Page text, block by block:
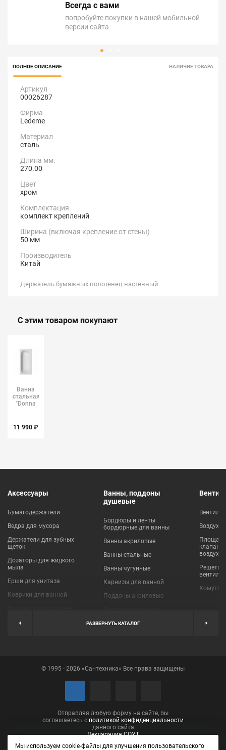
Всегда с вами
попробуйте покупки в нашей мобильной
версии сайта
ПОЛНОЕ ОПИСАНИЕ НАЛИЧИЕ ТОВАРА
Артикул
00026287
Фирма
Ledeme
Материал
сталь
Длина мм.
270.00
Цвет
хром
Комплектация
комплект креплений
Ширина (включая крепление от стены)
50 мм
Производитель
Китай
Держатель бумажных полотенец настенный
С этим товаром покупают
Ванна
стальная
"Donna
ВИЗ
11 990 ₽
Аксессуары
Бумагодержатели
Ведра для мусора
Держатели для зубных
щеток
Дозаторы для жидкого
мыла
Ерши для унитаза
Коврики для ванной
Мыльницы
Полотенцедержатели
Сушилки для белья
Ванны, поддоны
душевые
Бордюры и ленты
бордюрные для ванны
Ванны акриловые
Ванны стальные
Ванны чугунные
Карнизы для ванной
Поддоны акриловые
Пробки для ванн
клапаны
Решетки
Хомуты
РАЗВЕРНУТЬ КАТАЛОГ
© 1995 - 2026 «Сантехника» Все права защищены
Отправляя любую форму на сайте, вы
соглашаетесь с политикой конфиденциальности
данного сайта
Декларация СОУТ
Мы используем cookie-файлы для улучшения пользовательского